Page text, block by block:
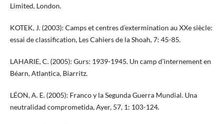
Limited, London.
KOTEK, J. (2003): Camps et centres d’extermination au XXe siècle:
essai de classification, Les Cahiers de la Shoah, 7: 45-85.
LAHARIE, C. (2005): Gurs: 1939-1945. Un camp d’internement en
Béarn, Atlantica, Biarritz.
LÉON, A. E. (2005): Franco y la Segunda Guerra Mundial. Una
neutralidad comprometida, Ayer, 57, 1: 103-124.